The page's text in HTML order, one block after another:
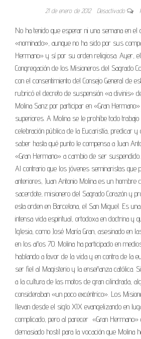
21 de enero de 2012 Desactivado
No ha tenido que esperar ni una semana en
«nominado», aunque no ha sido por sus
Hermano» y sí por su orden religiosa. Ayer,
Congregación de los Misioneros del Sagrado
con el consentimiento del Consejo General de
rubricó el decreto de suspensión «a divinis»
Molina Sanz por participar en «Gran
superiores. A Molina se le prohíbe todo
celebración pública de la Eucaristía, predicar
saber hasta qué punto le compensa a Juan
«Gran Hermano» a cambio de ser suspendido.
Al contrario que los jóvenes seminaristas que
anteriores, Juan Antonio Molina es un hombre
sacerdote, misionero del Sagrado Corazón y
esta orden en Barcelona, el San Miguel. Es
intensa vida espiritual, ortodoxa en doctrina y
Iglesia, como José María Gran, asesinado en
en los años 70. Molina ha participado en
hablando a favor de la vida y en contra de la
ser fiel al Magisterio y la enseñanza católica.
a la cultura de las motos de gran cilindrada,
consideraban «un poco excéntrico». Los
llevan desde el siglo XIX evangelizando en
complicado, pero al parecer «Gran Hermano»
demasiado hostil para la vocación que Molina